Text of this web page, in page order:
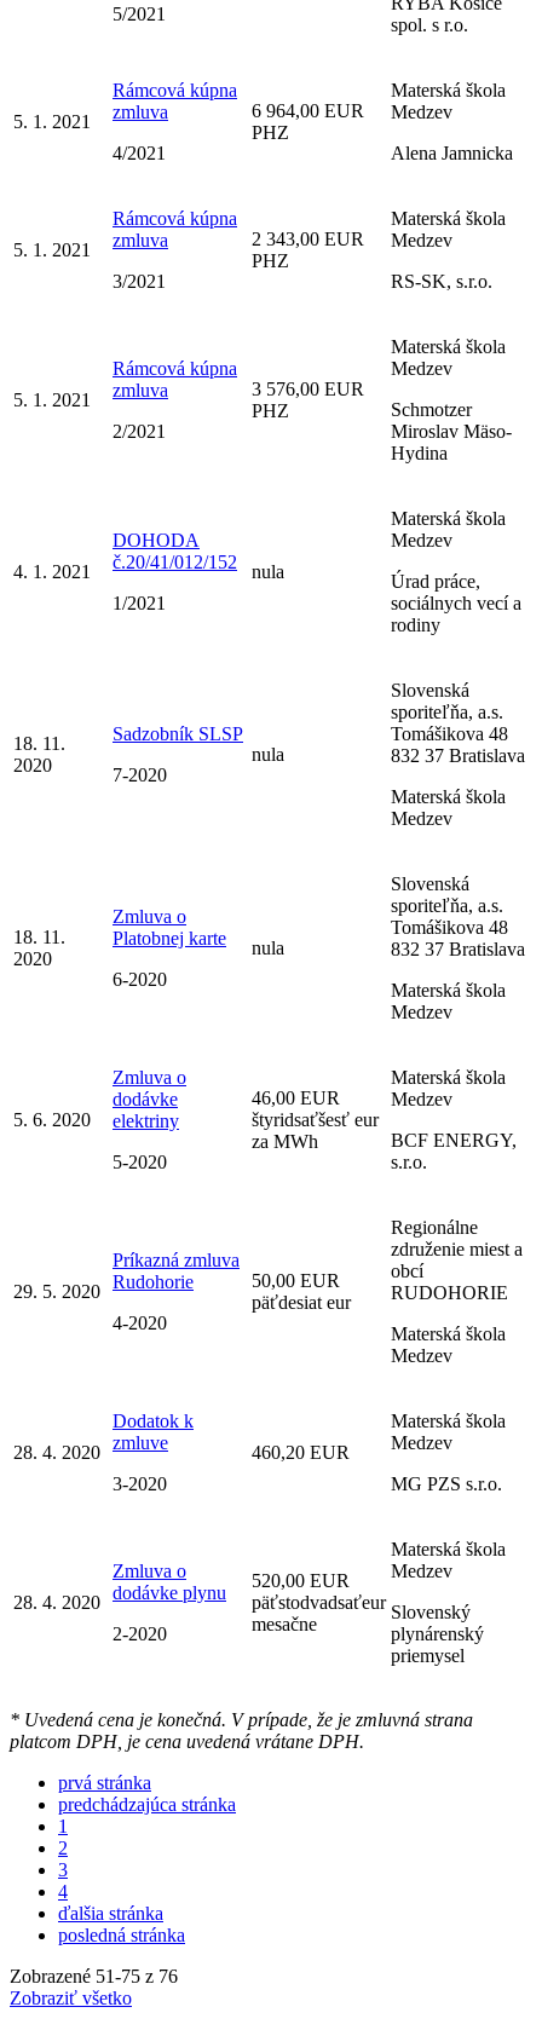
5/2021
spol. s r.o.
5. 1. 2021
Rámcová kúpna
zmluva
4/2021
6 964,00 EUR
PHZ
Materská škola
Medzev
Alena Jamnicka
5. 1. 2021
Rámcová kúpna
zmluva
3/2021
2 343,00 EUR
PHZ
Materská škola
Medzev
RS-SK, s.r.o.
5. 1. 2021
Rámcová kúpna
zmluva
2/2021
3 576,00 EUR
PHZ
Materská škola
Medzev
Schmotzer
Miroslav Mäso-
Hydina
4. 1. 2021
DOHODA
č.20/41/012/152
1/2021
nula
Materská škola
Medzev
Úrad práce,
sociálnych vecí a
rodiny
18. 11.
2020
Sadzobník SLSP
7-2020
nula
Slovenská
sporiteľňa, a.s.
Tomášikova 48
832 37 Bratislava
Materská škola
Medzev
18. 11.
2020
Zmluva o
Platobnej karte
6-2020
nula
Slovenská
sporiteľňa, a.s.
Tomášikova 48
832 37 Bratislava
Materská škola
Medzev
5. 6. 2020
Zmluva o
dodávke
elektriny
5-2020
46,00 EUR
štyridsaťšesť eur
za MWh
Materská škola
Medzev
BCF ENERGY,
s.r.o.
29. 5. 2020
Príkazná zmluva
Rudohorie
4-2020
50,00 EUR
päťdesiat eur
Regionálne
združenie miest a
obcí
RUDOHORIE
Materská škola
Medzev
28. 4. 2020
Dodatok k
zmluve
3-2020
460,20 EUR
Materská škola
Medzev
MG PZS s.r.o.
28. 4. 2020
Zmluva o
dodávke plynu
2-2020
520,00 EUR
päťstodvadsaťeur
mesačne
Materská škola
Medzev
Slovenský
plynárenský
priemysel
* Uvedená cena je konečná. V prípade, že je zmluvná strana
platcom DPH, je cena uvedená vrátane DPH.
prvá stránka
predchádzajúca stránka
1
2
3
4
ďalšia stránka
posledná stránka
Zobrazené 51-75 z 76
Zobraziť všetko